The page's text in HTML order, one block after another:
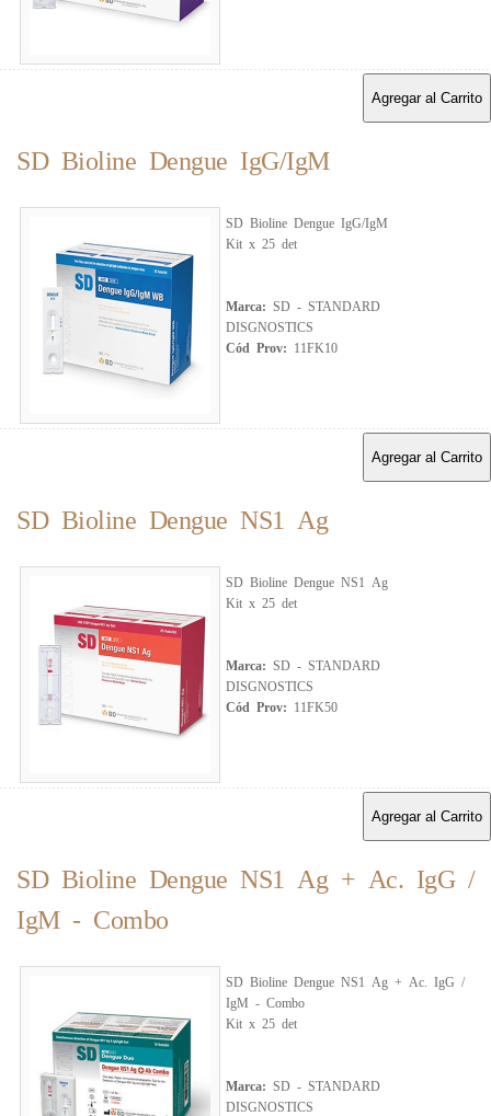
Agregar al Carrito
SD Bioline Dengue IgG/IgM
SD Bioline Dengue IgG/IgM
Kit x 25 det
Marca: SD - STANDARD
DISGNOSTICS
Cód Prov: 11FK10
Agregar al Carrito
SD Bioline Dengue NS1 Ag
SD Bioline Dengue NS1 Ag
Kit x 25 det
Marca: SD - STANDARD
DISGNOSTICS
Cód Prov: 11FK50
Agregar al Carrito
SD Bioline Dengue NS1 Ag + Ac. IgG /
IgM - Combo
SD Bioline Dengue NS1 Ag + Ac. IgG /
IgM - Combo
Kit x 25 det
Marca: SD - STANDARD
DISGNOSTICS